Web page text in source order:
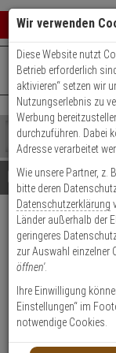
Shop
durchsuchen
Bitte
geben
Sie
mindestens
Zeichen
ein,
um
Suche
Es
wurde
noch
Kategorien
Suche
gestartet
+49 (0)821 899
Details
IKON
Sys. TK5
Produktmerkmale
Datenblatt drucken
Wir verwenden
Diese Website nutzt
Betrieb erforderlich
aktivieren“ setzen wir
Nutzungserlebnis zu
Werbung
durchzuführen. Dabei
Adresse verarbeitet
Wie unsere Partner, z. B.
bitte deren
Datenschutzerklärung
Länder außerhalb der
geringeres
zur Auswahl einzelner
öffnen'.
Ihre Einwilligung
Einstellungen“ im
notwendige Cookies.